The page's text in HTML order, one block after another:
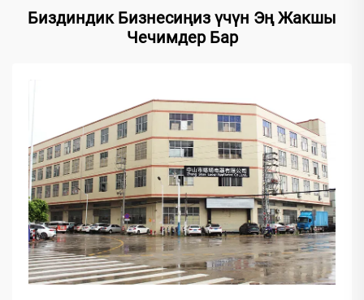
Биздиндик Бизнесиңиз үчүн Эң Жакшы
Чечимдер Бар